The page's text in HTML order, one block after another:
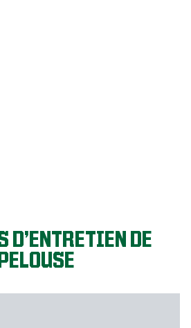
D’ENTRETIEN DE
PELOUSE